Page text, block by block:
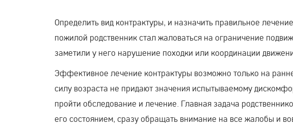
Определить вид контрактуры, и назначить правильное
пожилой родственник стал жаловаться на ограничение
заметили у него нарушение походки или координации
Эффективное лечение контрактуры возможно только на
силу возраста не придают значения испытываемому
пройти обследование и лечение. Главная задача
его состоянием, сразу обращать внимание на все жалобы и